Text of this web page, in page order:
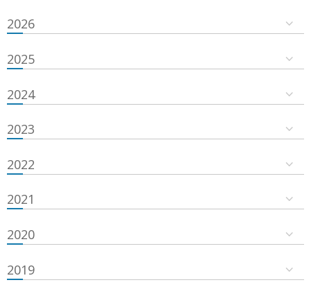
2026
2025
2024
2023
2022
2021
2020
2019